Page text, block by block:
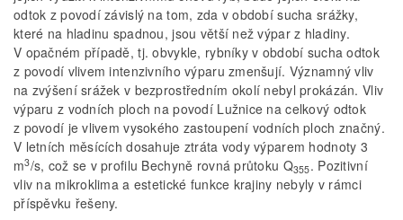
odtok z povodí závislý na tom, zda v období sucha srážky,
které na hladinu spadnou, jsou větší než výpar z hladiny.
V opačném případě, tj. obvykle, rybníky v období sucha odtok
z povodí vlivem intenzivního výparu zmenšují. Významný vliv
na zvýšení srážek v bezprostředním okolí nebyl prokázán. Vliv
výparu z vodních ploch na povodí Lužnice na celkový odtok
z povodí je vlivem vysokého zastoupení vodních ploch značný.
V letních měsících dosahuje ztráta vody výparem hodnoty 3
m3/s, což se v profilu Bechyně rovná průtoku Q355. Pozitivní
vliv na mikroklima a estetické funkce krajiny nebyly v rámci
příspěvku řešeny.